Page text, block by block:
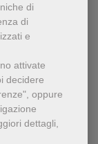
di
di
e
attivate
decidere
oppure
dettagli,